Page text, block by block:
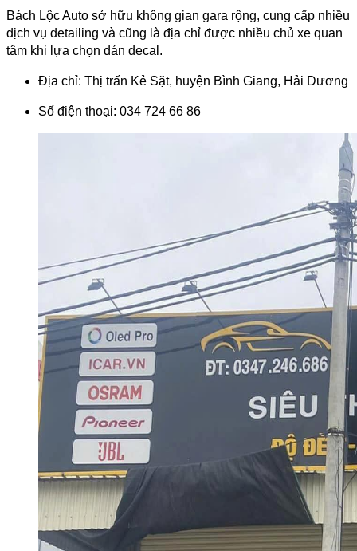
Bách Lộc Auto sở hữu không gian gara rộng, cung cấp nhiều
dịch vụ detailing và cũng là địa chỉ được nhiều chủ xe quan
tâm khi lựa chọn dán decal.
Địa chỉ: Thị trấn Kẻ Sặt, huyện Bình Giang, Hải Dương
Số điện thoại: 034 724 66 86